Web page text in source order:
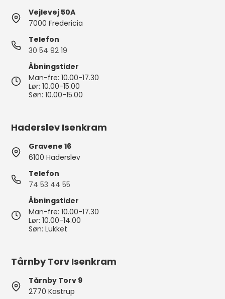
Vejlevej 50A
7000 Fredericia
Telefon
30 54 92 19
Åbningstider
Man-fre: 10.00-17.30
Lør: 10.00-15.00
Søn: 10.00-15.00
Haderslev Isenkram
Gravene 16
6100 Haderslev
Telefon
74 53 44 55
Åbningstider
Man-fre: 10.00-17.30
Lør: 10.00-14.00
Søn: Lukket
Tårnby Torv Isenkram
Tårnby Torv 9
2770 Kastrup